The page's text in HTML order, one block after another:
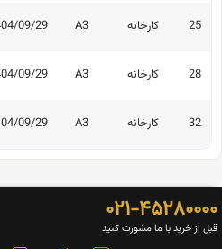
کارخانه 1404/09/29
کارخانه 1404/09/29
کارخانه 1404/09/29
۴۵۲۸۰۰۰۰
از خرید با ما مشورت کنید